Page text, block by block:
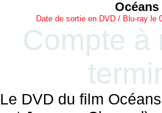
Océans
Date de sortie en DVD / Blu-ray le
Compte à
Le DVD du film